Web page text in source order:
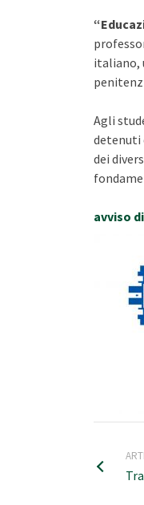
italiano,
Agli
detenuti
dei
avviso